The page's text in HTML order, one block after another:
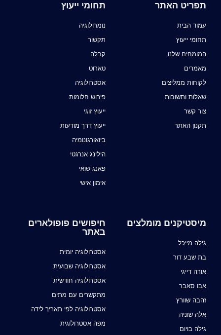
תפריט האתר
עמוד הבית
תחומי ייעוץ
המומחים שלנו
מאמרים
לקוחות ממליצים
שאלות ותשובות
צור קשר
תקנון האתר
תחומי ייעוץ
נומרולוגיה
תקשור
קבלה
טארוט
אסטרולוגיה
פירוש חלומות
ייעוץ זוגי
ייעוץ דרך מודעות
ביואורגונומיה
הילינג אנרגטי
פאנג שואי
אימון אישי
מיסטיקנים מומלצים
גילה מייכל
בת שבע דור
אורה דייגי
אבו סאבר
זהבה שוורץ
אלה שוניה
גילה בויום
חיפושים פופולארים
באתר
אסטרולוגיה יומית
אסטרולוגיה שבועית
אסטרולוגיה חודשית
מתקשרים עם מתים
אסטרולוגיה לפי תאריך לידה
מפה אסטרולוגית